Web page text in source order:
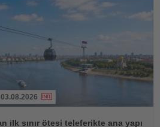
03.08.2026
ilk sınır ötesi teleferikte ana yapı